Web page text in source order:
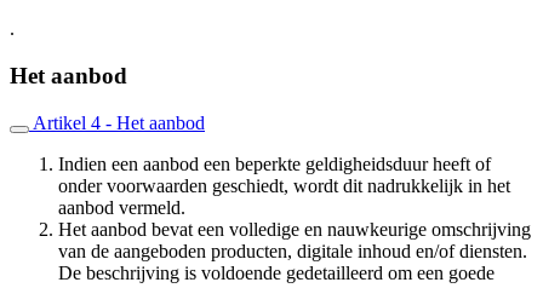
.
Het aanbod
Artikel 4 - Het aanbod
Indien een aanbod een beperkte geldigheidsduur heeft of
onder voorwaarden geschiedt, wordt dit nadrukkelijk in het
aanbod vermeld.
Het aanbod bevat een volledige en nauwkeurige omschrijving
van de aangeboden producten, digitale inhoud en/of diensten.
De beschrijving is voldoende gedetailleerd om een goede